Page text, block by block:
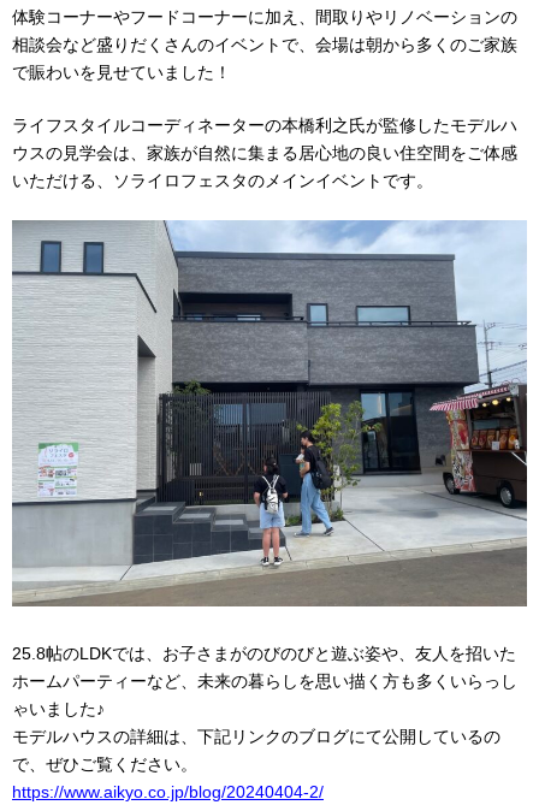
体験コーナーやフードコーナーに加え、間取りやリノベーションの
相談会など盛りだくさんのイベントで、会場は朝から多くのご家族
で賑わいを見せていました！
ライフスタイルコーディネーターの本橋利之氏が監修したモデルハ
ウスの見学会は、家族が自然に集まる居心地の良い住空間をご体感
いただける、ソライロフェスタのメインイベントです。
25.8帖のLDKでは、お子さまがのびのびと遊ぶ姿や、友人を招いた
ホームパーティーなど、未来の暮らしを思い描く方も多くいらっし
ゃいました♪
モデルハウスの詳細は、下記リンクのブログにて公開しているの
で、ぜひご覧ください。
https://www.aikyo.co.jp/blog/20240404-2/